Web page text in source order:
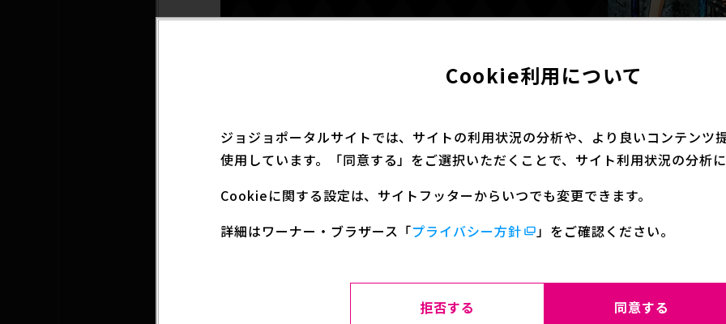
「ジョジョの奇妙な冒険」アニメーションシリーズの公式インスタグラムが公
https://www.instagram.com/jojotheanimation/
Cookie利用について
ジョジョポータルサイトでは、サイトの利用状況の分析や、より良いコンテンツ
使用しています。「同意する」をご選択いただくことで、サイト利用状況の分析
Cookieに関する設定は、サイトフッターからいつでも変更できます。
詳細はワーナー・ブラザース 「プライバシー方針 」をご確認ください。
拒否する 同意する